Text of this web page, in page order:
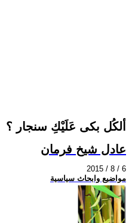
ألكُل بكى عَلَيْكِ سنجار ؟
عادل شيخ فرمان
2015 / 8 / 6
مواضيع وابحاث سياسية